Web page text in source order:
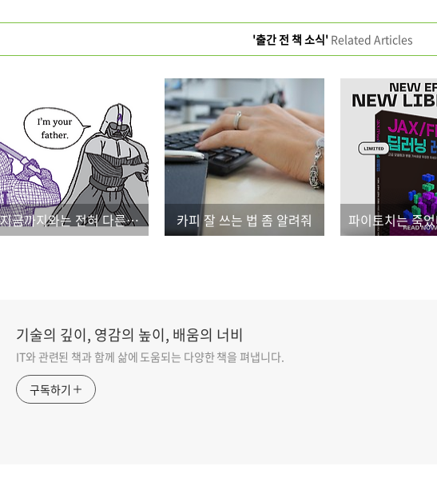
'출간 전 책 소식'Related Articles
'지금까지와는 전혀 다른' 생성형 AI 책! 카피 잘 쓰는 법 좀 알려줘
기술의 깊이, 영감의 높이, 배움의 너비
IT와 관련된 책과 함께 삶에 도움되는 다양한 책을 펴냅니다.
구독하기